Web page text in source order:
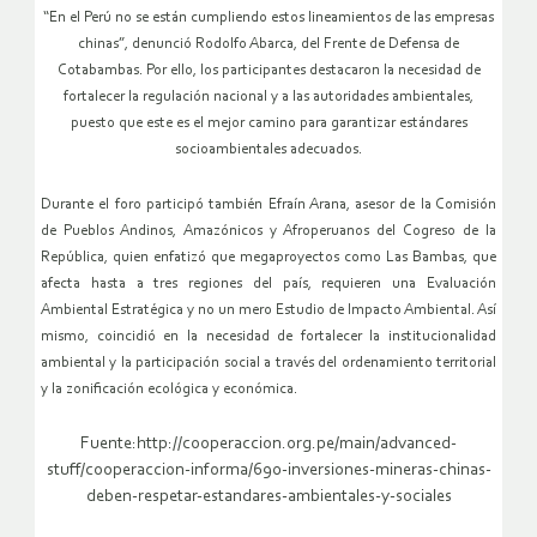
“En el Perú no se están cumpliendo estos lineamientos de las empresas
chinas”, denunció Rodolfo Abarca, del Frente de Defensa de
Cotabambas. Por ello, los participantes destacaron la necesidad de
fortalecer la regulación nacional y a las autoridades ambientales,
puesto que este es el mejor camino para garantizar estándares
socioambientales adecuados.
Durante el foro participó también Efraín Arana, asesor de la Comisión
de Pueblos Andinos, Amazónicos y Afroperuanos del Cogreso de la
República, quien enfatizó que megaproyectos como Las Bambas, que
afecta hasta a tres regiones del país, requieren una Evaluación
Ambiental Estratégica y no un mero Estudio de Impacto Ambiental. Así
mismo, coincidió en la necesidad de fortalecer la institucionalidad
ambiental y la participación social a través del ordenamiento territorial
y la zonificación ecológica y económica.
Fuente:http://cooperaccion.org.pe/main/advanced-
stuff/cooperaccion-informa/690-inversiones-mineras-chinas-
deben-respetar-estandares-ambientales-y-sociales